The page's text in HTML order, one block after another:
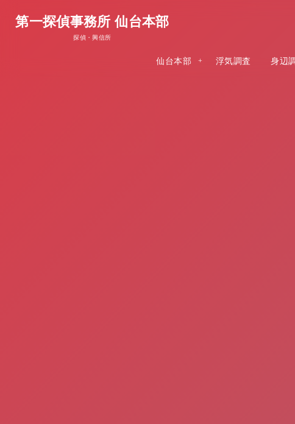
第一探偵事務所 仙台本部
探偵・興信所
仙台本部 浮気調査 身辺